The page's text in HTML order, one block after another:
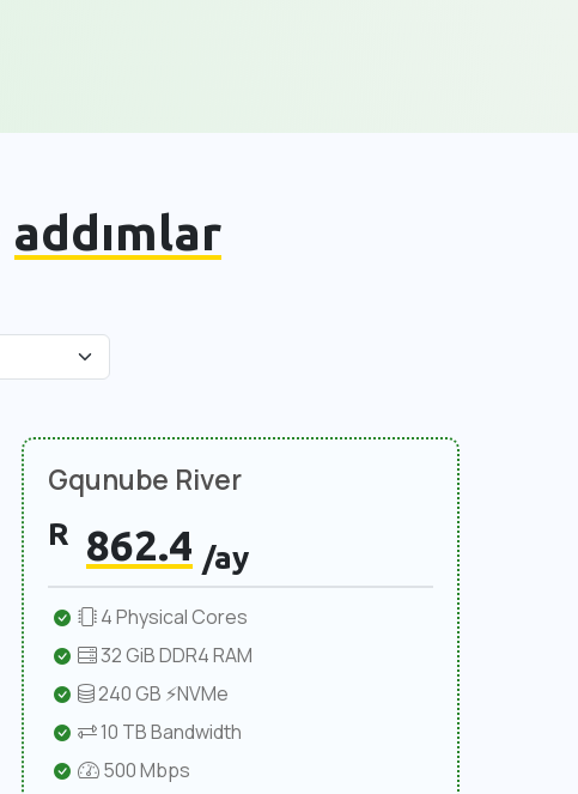
addımlar
Gqunube River
R 862.4 /ay
4 Physical Cores
32 GiB DDR4 RAM
240 GB ⚡NVMe
10 TB Bandwidth
500 Mbps